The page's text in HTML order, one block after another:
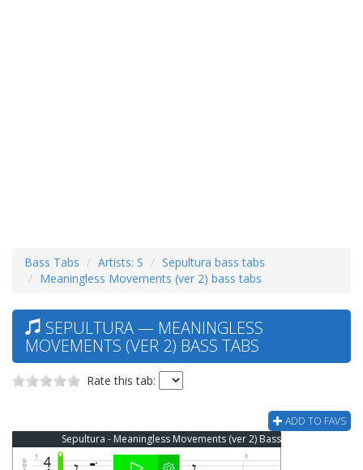
Bass Tabs Artists: S
Sepultura bass tabs
Meaningless Movements (ver 2) bass tabs
SEPULTURA — MEANINGLESS
MOVEMENTS (VER 2) BASS TABS
Rate this tab:
ADD TO FAVS
Sepultura - Meaningless Movements (ver 2) Bass Tab